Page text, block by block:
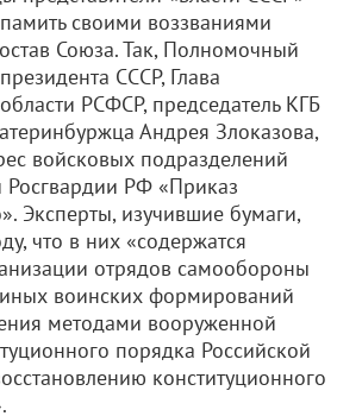
своими воззваниями
Союза. Так, Полномочный
СССР, Глава
РСФСР, председатель КГБ
Андрея Злоказова,
войсковых подразделений
РФ «Приказ
Эксперты, изучившие бумаги,
что в них «содержатся
отрядов самообороны
воинских формирований
методами вооруженной
порядка Российской
конституционного